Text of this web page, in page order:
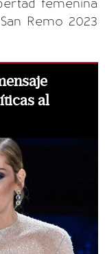
femenina
Remo 2023
al